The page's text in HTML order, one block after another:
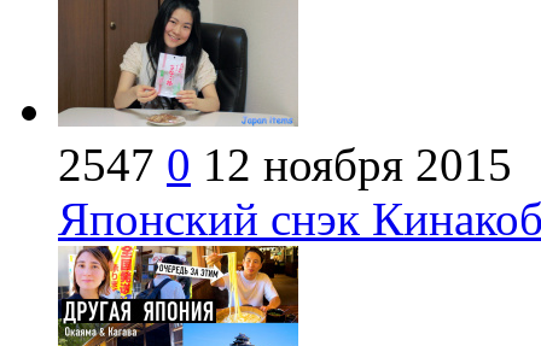
2547 0 12 ноября 2015
Японский снэк